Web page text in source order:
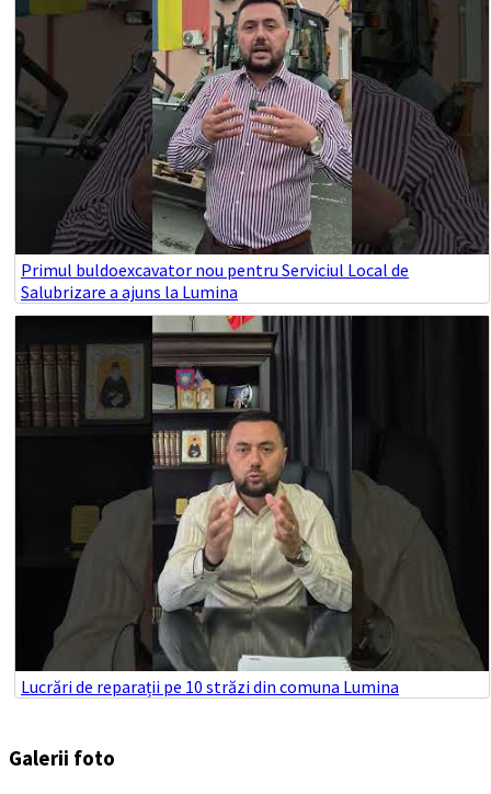
Primul buldoexcavator nou pentru Serviciul Local de
Salubrizare a ajuns la Lumina
Lucrări de reparații pe 10 străzi din comuna Lumina
Galerii foto